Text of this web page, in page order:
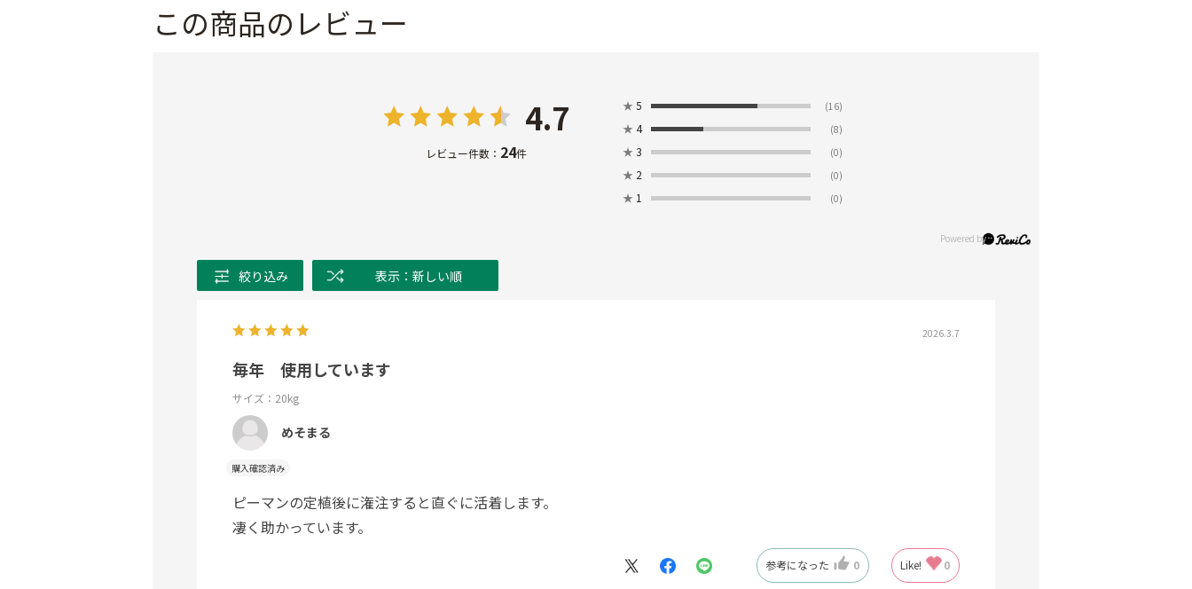
この商品のレビュー
4.7
レビュー件数： 24件
★ 5 (16)
★ 4 (8)
★ 3 (0)
★ 2 (0)
★ 1 (0)
絞り込み 表示：新しい順
2026.3.7
毎年 使用しています
サイズ：20kg
めそまる
購入確認済み
ピーマンの定植後に潅注すると直ぐに活着します。
凄く助かっています。
参考になった 0 Like! 0